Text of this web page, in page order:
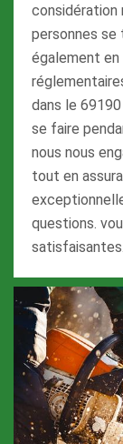
considération
personnes se
également
dans le
se faire
nous nous
tout en
questions.
satisfaisantes.